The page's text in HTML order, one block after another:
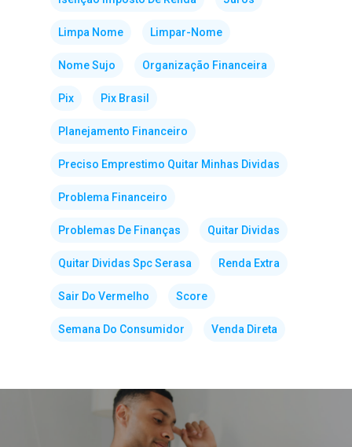
Limpa Nome Limpar-Nome
Nome Sujo Organização Financeira
Pix Pix Brasil
Planejamento Financeiro
Preciso Emprestimo Quitar Minhas Dividas
Problema Financeiro
Problemas De Finanças Quitar Dividas
Quitar Dividas Spc Serasa Renda Extra
Sair Do Vermelho Score
Semana Do Consumidor Venda Direta